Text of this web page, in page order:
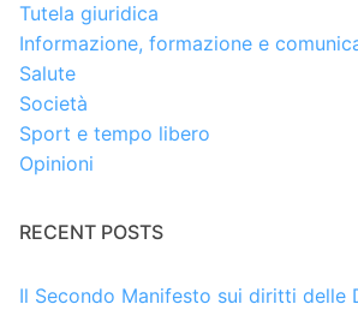
Tutela giuridica
Informazione, formazione e
Salute
Società
Sport e tempo libero
Opinioni
RECENT POSTS
Il Secondo Manifesto sui diritti delle